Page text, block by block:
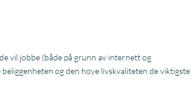
vil jobbe (både på grunn av internett og
og den høye livskvaliteten de viktigste